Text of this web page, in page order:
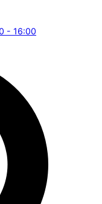
- 16:00